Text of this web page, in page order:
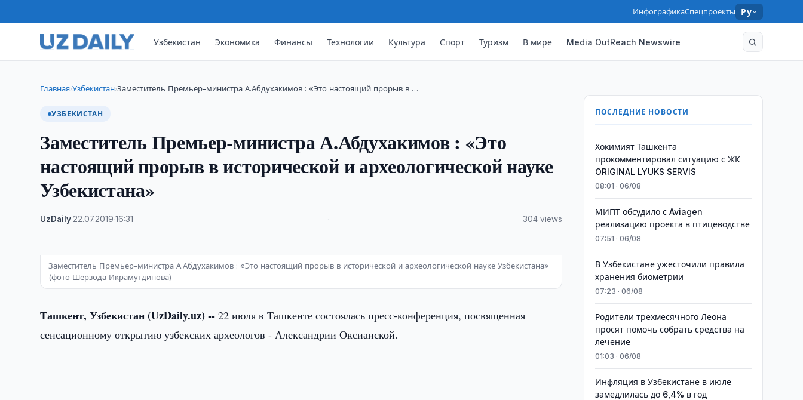
ИнфографикаСпецпроекты Ру
Узбекистан Экономика Финансы Технологии Культура Спорт Туризм В мире Media OutReach Newswire
Главная›Узбекистан›Заместитель Премьер-министра А.Абдухакимов : «Это настоящий прорыв в …
УЗБЕКИСТАН
Заместитель Премьер-министра А.Абдухакимов : «Это
настоящий прорыв в исторической и археологической науке
Узбекистана»
UzDaily 22.07.2019 ·16:31 304 views
Заместитель Премьер-министра А.Абдухакимов : «Это настоящий прорыв в исторической и археологической науке Узбекистана»
(фото Шерзода Икрамутдинова)
Ташкент, Узбекистан (UzDaily.uz) --22 июля в Ташкенте состоялась пресс-конференция, посвященная
сенсационному открытию узбекских археологов - Александрии Оксианской.
ПОСЛЕДНИЕ НОВОСТИ
Хокимият Ташкента
прокомментировал ситуацию с ЖК
ORIGINAL LYUKS SERVIS
08:01 · 06/08
МИПТ обсудило с Aviagen
реализацию проекта в птицеводстве
07:51 · 06/08
В Узбекистане ужесточили правила
хранения биометрии
07:23 · 06/08
Родители трехмесячного Леона
просят помочь собрать средства на
лечение
01:03 · 06/08
Инфляция в Узбекистане в июле
замедлилась до 6,4% в год